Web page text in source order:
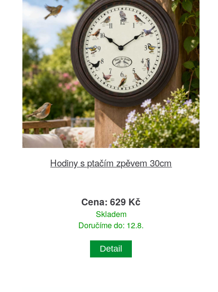
Hodiny s ptačím zpěvem 30cm
Cena: 629 Kč
Skladem
Doručíme do: 12.8.
Detail